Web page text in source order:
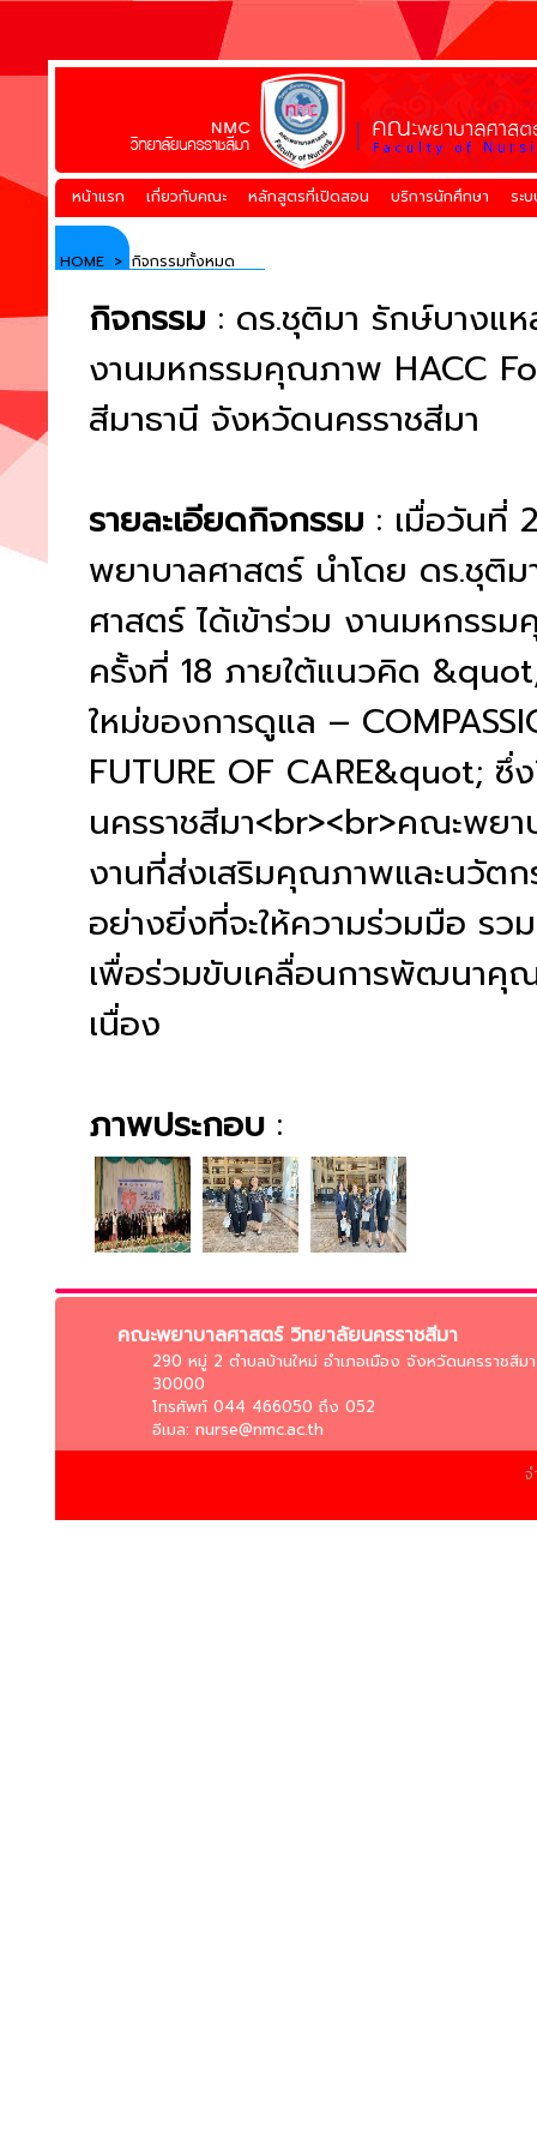
หน้าแรก เกี่ยวกับคณะ หลักสูตรที่เปิดสอน บริการนักศึกษา ระ
HOME > กิจกรรมทั้งหมด
กิจกรรม : ดร.ชุติมา รักษ์บางแ
งานมหกรรมคุณภาพ HACC
สีมาธานี จังหวัดนครราชสีมา
รายละเอียดกิจกรรม : เมื่อวันที่
พยาบาลศาสตร์ นำโดย ดร.ชุ
ศาสตร์ ได้เข้าร่วม งานมหกร
ครั้งที่ 18 ภายใต้แนวคิด
ใหม่ของการดูแล –
FUTURE OF CARE&quot;
นครราชสีมา<br><br>คณะพย
งานที่ส่งเสริมคุณภาพและนวัต
อย่างยิ่งที่จะให้ความร่วมมือ รว
เพื่อร่วมขับเคลื่อนการพัฒนา
เนื่อง
ภาพประกอบ :
คณะพยาบาลศาสตร์ วิทยาลัยนครราชสีมา
290 หมู่ 2 ตำบลบ้านใหม่ อำเภอเมือง จังหวัดนครราชสีมา
30000
โทรศัพท์ 044 466050 ถึง 052
อีเมล: nurse@nmc.ac.th
จ